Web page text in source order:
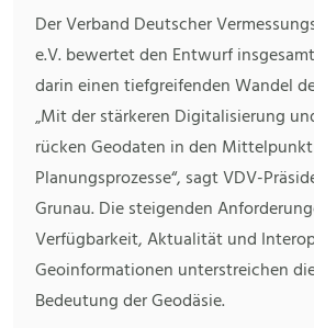
Der Verband Deutscher
e.V. bewertet den Entwurf
darin einen tiefgreifenden Wandel
„Mit der stärkeren Digitalisierung
rücken Geodaten in den
Planungsprozesse“, sagt VDV-
Grunau. Die steigenden
Verfügbarkeit, Aktualität und
Geoinformationen unterstreichen
Bedeutung der Geodäsie.